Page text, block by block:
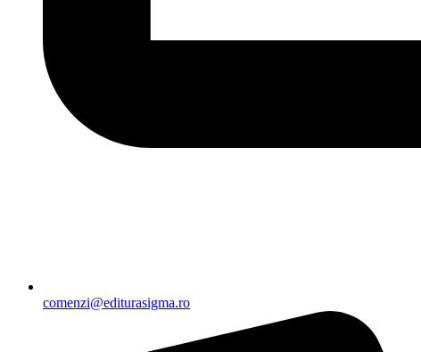
comenzi@editurasigma.ro